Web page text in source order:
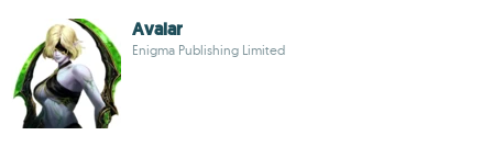
Avalar
Enigma Publishing Limited